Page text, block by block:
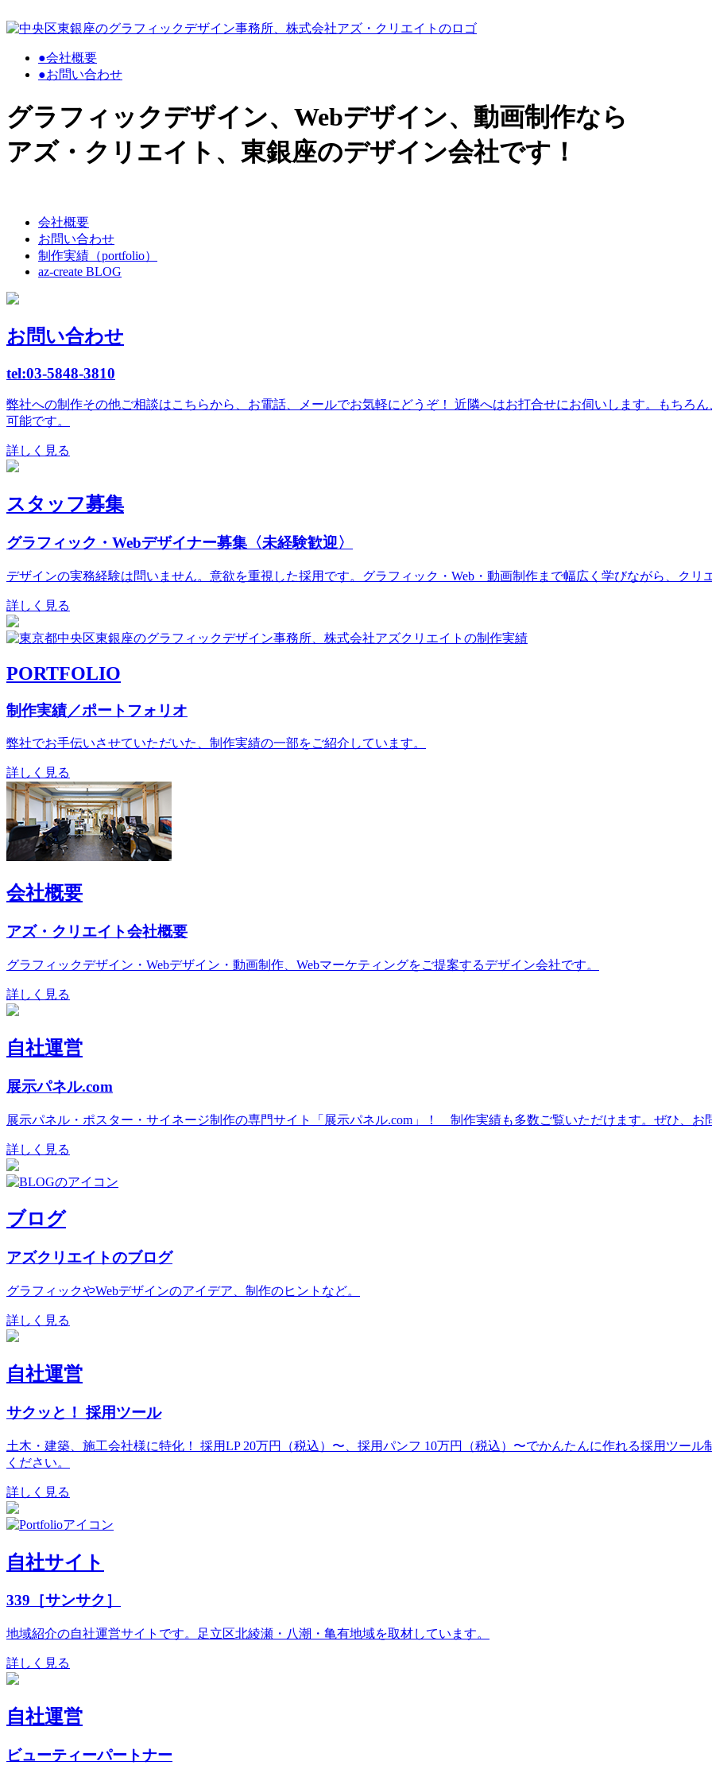
●会社概要
●お問い合わせ
グラフィックデザイン、Webデザイン、動画制作なら
アズ・クリエイト、東銀座のデザイン会社です！
会社概要
お問い合わせ
制作実績（portfolio）
az-create BLOG
お問い合わせ
tel:03-5848-3810
弊社への制作その他ご相談はこちらから、お電話、メールでお気軽にどうぞ！ 近隣へはお打合せにお伺いします。もちろ
可能です。
詳しく見る
スタッフ募集
グラフィック・Webデザイナー募集〈未経験歓迎〉
デザインの実務経験は問いません。意欲を重視した採用です。グラフィック・Web・動画制作まで幅広く学びながら、クリ
詳しく見る
PORTFOLIO
制作実績／ポートフォリオ
弊社でお手伝いさせていただいた、制作実績の一部をご紹介しています。
詳しく見る
会社概要
アズ・クリエイト会社概要
グラフィックデザイン・Webデザイン・動画制作、Webマーケティングをご提案するデザイン会社です。
詳しく見る
自社運営
展示パネル.com
展示パネル・ポスター・サイネージ制作の専門サイト「展示パネル.com」！ 制作実績も多数ご覧いただけます。ぜひ、お
詳しく見る
ブログ
アズクリエイトのブログ
グラフィックやWebデザインのアイデア、制作のヒントなど。
詳しく見る
自社運営
サクッと！ 採用ツール
土木・建築、施工会社様に特化！ 採用LP 20万円（税込）〜、採用パンフ 10万円（税込）〜でかんたんに作れる採用ツー
ください。
詳しく見る
自社サイト
339［サンサク］
地域紹介の自社運営サイトです。足立区北綾瀬・八潮・亀有地域を取材しています。
詳しく見る
自社運営
ビューティーパートナー